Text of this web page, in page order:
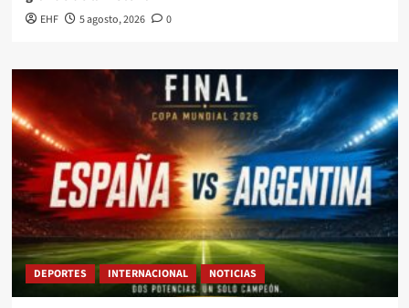
EHF 5 agosto, 2026 0
DEPORTES INTERNACIONAL NOTICIAS